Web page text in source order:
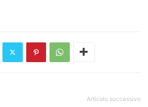
Articolo successivo